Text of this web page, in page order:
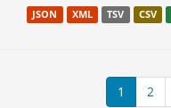
JSON XML TSV CSV
1 2